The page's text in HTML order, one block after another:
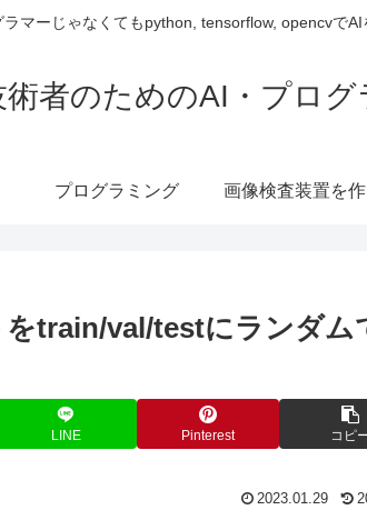
ラマーじゃなくてもpython, tensorflow, opencvでAI
者のためのAI・プロ
プログラミング 画像検査装置を
をtrain/val/testにランダム
LINE Pinterest コピ
2023.01.29